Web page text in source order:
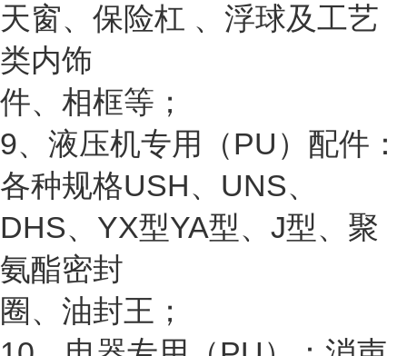
天窗、保险杠 、浮球及工艺
类内饰
件、相框等；
9、液压机专用（PU）配件：
各种规格USH、UNS、
DHS、YX型YA型、J型、聚
氨酯密封
圈、油封王；